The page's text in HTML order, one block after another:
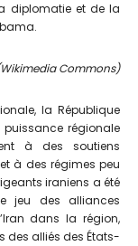
diplomatie et de la
Commons)
la République
régionale
à des soutiens
à des régimes peu
iraniens a été
jeu des alliances
dans la région,
des alliés des États-